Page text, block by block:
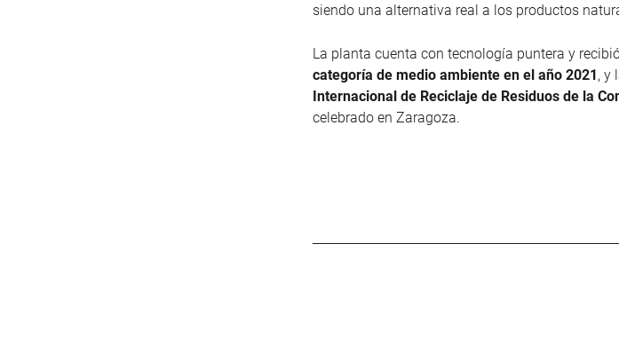
siendo una alternativa real a los productos
La planta cuenta con tecnología puntera y
categoría de medio ambiente en el año 2021, y
Internacional de Reciclaje de Residuos de la
celebrado en Zaragoza.